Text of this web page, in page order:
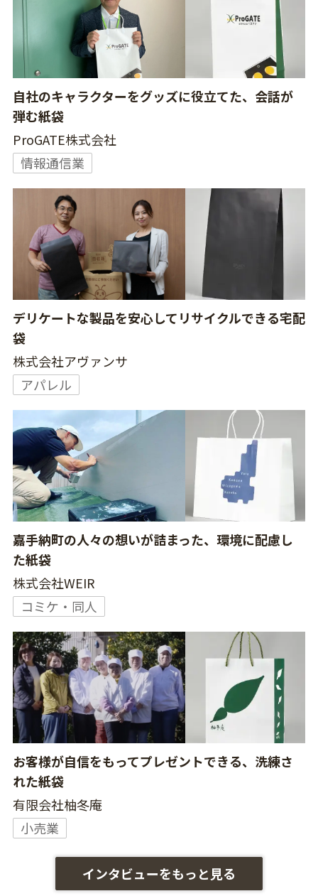
自社のキャラクターをグッズに役立てた、会話が
弾む紙袋
ProGATE株式会社
情報通信業
デリケートな製品を安心してリサイクルできる宅配
袋
株式会社アヴァンサ
アパレル
嘉手納町の人々の想いが詰まった、環境に配慮し
た紙袋
株式会社WEIR
コミケ・同人
お客様が自信をもってプレゼントできる、洗練さ
れた紙袋
有限会社柚冬庵
小売業
インタビューをもっと見る